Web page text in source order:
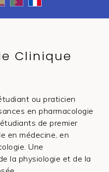
Clinique
ou praticien
en pharmacologie
de premier
en médecine, en
Une
la physiologie et de la